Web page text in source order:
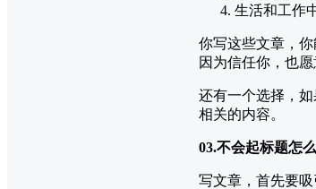
生活和工作
你写这些文章，
因为信任你，也愿
还有一个选择，
相关的内容。
03.不会起标题怎
写文章，首先要